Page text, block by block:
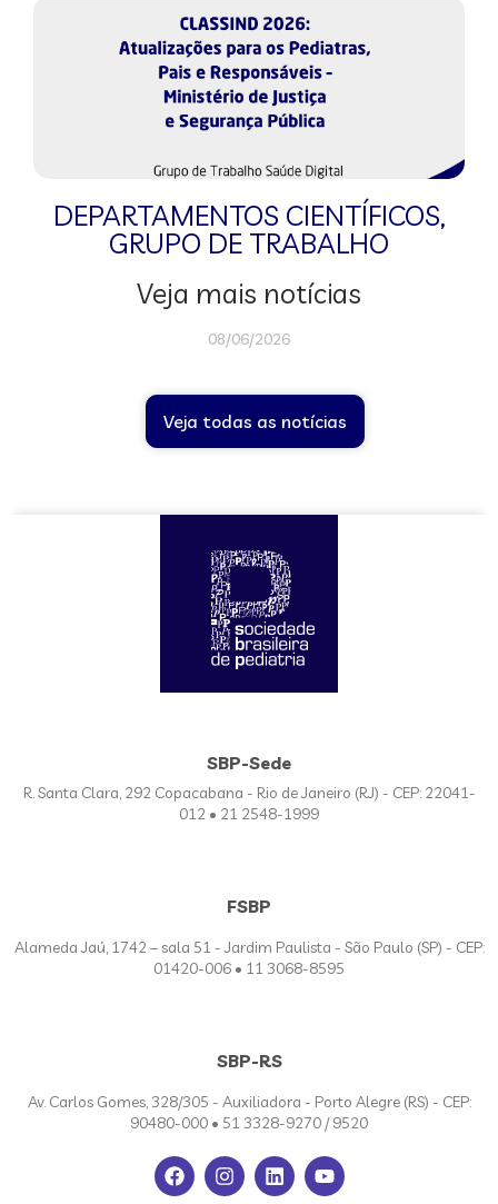
DEPARTAMENTOS CIENTÍFICOS,
GRUPO DE TRABALHO
Veja mais notícias
08/06/2026
Veja todas as notícias
SBP-Sede
R. Santa Clara, 292 Copacabana - Rio de Janeiro (RJ) - CEP: 22041-
012 • 21 2548-1999
FSBP
Alameda Jaú, 1742 – sala 51 - Jardim Paulista - São Paulo (SP) - CEP:
01420-006 • 11 3068-8595
SBP-RS
Av. Carlos Gomes, 328/305 - Auxiliadora - Porto Alegre (RS) - CEP:
90480-000 • 51 3328-9270 / 9520